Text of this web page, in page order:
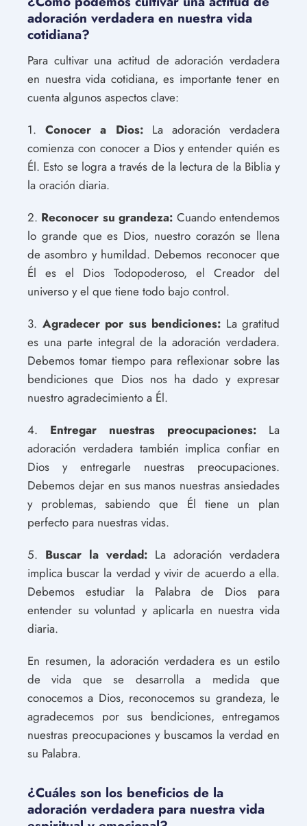
adoración verdadera en nuestra vida
cotidiana?
Para cultivar una actitud de adoración verdadera
en nuestra vida cotidiana, es importante tener en
cuenta algunos aspectos clave:
1.Conocer a Dios:La adoración verdadera
comienza con conocer a Dios y entender quién es
Él. Esto se logra a través de la lectura de la Biblia y
la oración diaria.
2. Reconocer su grandeza: Cuando entendemos
lo grande que es Dios, nuestro corazón se llena
de asombro y humildad. Debemos reconocer que
Él es el Dios Todopoderoso, el Creador del
universo y el que tiene todo bajo control.
3. Agradecer por sus bendiciones: La gratitud
es una parte integral de la adoración verdadera.
Debemos tomar tiempo para reflexionar sobre las
bendiciones que Dios nos ha dado y expresar
nuestro agradecimiento a Él.
4. Entregar nuestras preocupaciones: La
adoración verdadera también implica confiar en
Dios y entregarle nuestras preocupaciones.
Debemos dejar en sus manos nuestras ansiedades
y problemas, sabiendo que Él tiene un plan
perfecto para nuestras vidas.
5. Buscar la verdad: La adoración verdadera
implica buscar la verdad y vivir de acuerdo a ella.
Debemos estudiar la Palabra de Dios para
entender su voluntad y aplicarla en nuestra vida
diaria.
En resumen, la adoración verdadera es un estilo
de vida que se desarrolla a medida que
conocemos a Dios, reconocemos su grandeza, le
agradecemos por sus bendiciones, entregamos
nuestras preocupaciones y buscamos la verdad en
su Palabra.
¿Cuáles son los beneficios de la
adoración verdadera para nuestra vida